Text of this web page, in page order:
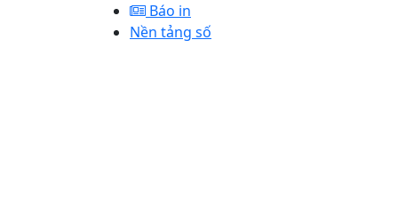
Báo in
Nền tảng số